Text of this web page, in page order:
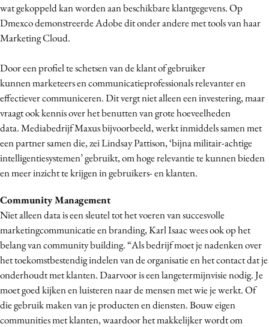
wat gekoppeld kan worden aan beschikbare klantgegevens. Op
Dmexco demonstreerde Adobe dit onder andere met tools van haar
Marketing Cloud.
Door een profiel te schetsen van de klant of gebruiker
kunnen marketeers en communicatieprofessionals relevanter en
effectiever communiceren. Dit vergt niet alleen een investering, maar
vraagt ook kennis over het benutten van grote hoeveelheden
data. Mediabedrijf Maxus bijvoorbeeld, werkt inmiddels samen met
een partner samen die, zei Lindsay Pattison, ‘bijna militair-achtige
intelligentiesystemen’ gebruikt, om hoge relevantie te kunnen bieden
en meer inzicht te krijgen in gebruikers- en klanten.
Community Management
Niet alleen data is een sleutel tot het voeren van succesvolle
marketingcommunicatie en branding, Karl Isaac wees ook op het
belang van community building. “Als bedrijf moet je nadenken over
het toekomstbestendig indelen van de organisatie en het contact dat je
onderhoudt met klanten. Daarvoor is een langetermijnvisie nodig. Je
moet goed kijken en luisteren naar de mensen met wie je werkt. Of
die gebruik maken van je producten en diensten. Bouw eigen
communities met klanten, waardoor het makkelijker wordt om